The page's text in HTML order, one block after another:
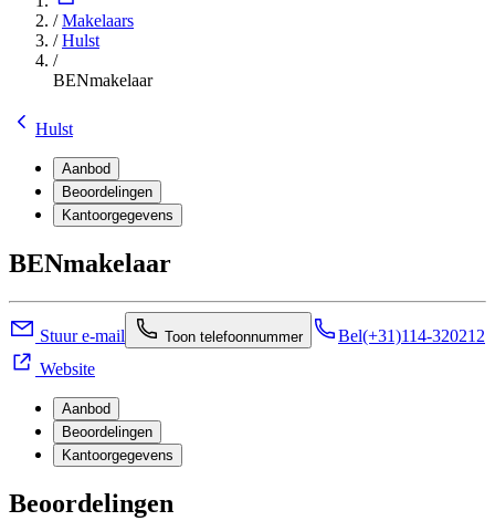
/Makelaars
/Hulst
/
BENmakelaar
Hulst
Aanbod
Beoordelingen
Kantoorgegevens
BENmakelaar
Stuur e-mail Toon telefoonnummer Bel(+31)114-320212
Website
Aanbod
Beoordelingen
Kantoorgegevens
Beoordelingen